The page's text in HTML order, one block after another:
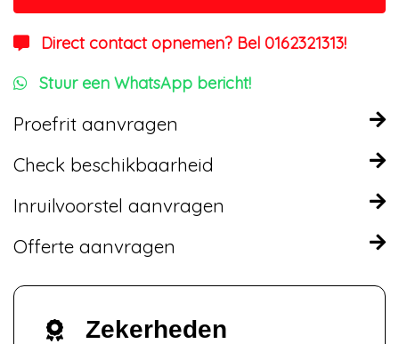
Direct contact opnemen? Bel 0162321313!
Stuur een WhatsApp bericht!
Proefrit aanvragen
Check beschikbaarheid
Inruilvoorstel aanvragen
Offerte aanvragen
Zekerheden